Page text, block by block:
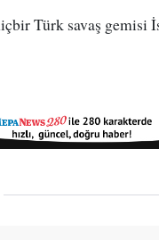
Türk savaş gemisi